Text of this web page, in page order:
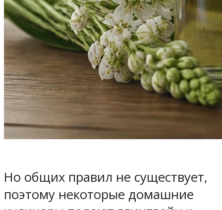
Но общих правил не существует,
поэтому некоторые домашние